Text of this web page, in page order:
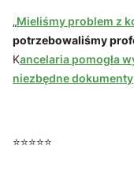
„Mieliśmy problem z
potrzebowaliśmy
Kancelaria pomogła
niezbędne dokumenty
⭐⭐⭐⭐⭐